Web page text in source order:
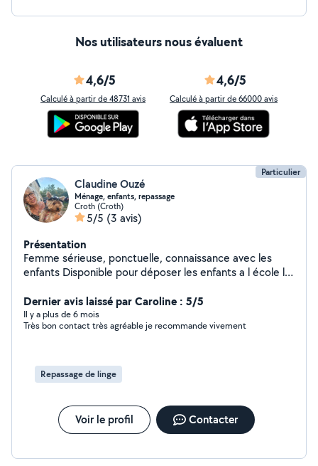
Nos utilisateurs nous évaluent
4,6/5
Calculé à partir de 48731 avis
4,6/5
Calculé à partir de 66000 avis
Particulier
Claudine Ouzé
Ménage, enfants, repassage
Croth (Croth)
5/5 (3 avis)
Présentation
Femme sérieuse, ponctuelle, connaissance avec les
enfants Disponible pour déposer les enfants a l école le
repassage,aide administrative.
Dernier avis laissé par Caroline : 5/5
Il y a plus de 6 mois
Très bon contact très agréable je recommande vivement
Repassage de linge
Voir le profil Contacter